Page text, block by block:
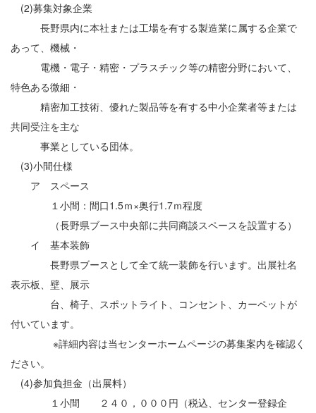
(2)募集対象企業
長野県内に本社または工場を有する製造業に属する企業で
あって、機械・
電機・電子・精密・プラスチック等の精密分野において、
特色ある微細・
精密加工技術、優れた製品等を有する中小企業者等または
共同受注を主な
事業としている団体。
(3)小間仕様
ア スペース
１小間：間口1.5ｍ×奥行1.7ｍ程度
（長野県ブース中央部に共同商談スペースを設置する）
イ 基本装飾
長野県ブースとして全て統一装飾を行います。出展社名
表示板、壁、展示
台、椅子、スポットライト、コンセント、カーペットが
付いています。
※詳細内容は当センターホームページの募集案内を確認く
ださい。
(4)参加負担金（出展料）
１小間 ２４０，０００円（税込、センター登録企